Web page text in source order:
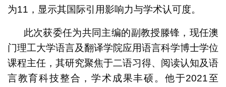
为11，显示其国际引用影响力与学术认可度。
此次获委任为共同主编的副教授滕锋，现任澳
门理工大学语言及翻译学院应用语言科学博士学位
课程主任，其研究聚焦于二语习得、阅读认知及语
言教育科技整合，学术成果丰硕。他于2021至